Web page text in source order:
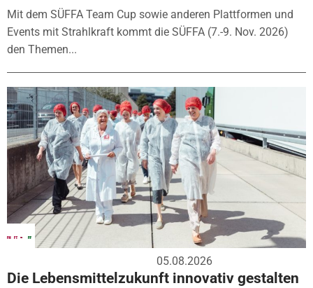
Mit dem SÜFFA Team Cup sowie anderen Plattformen und
Events mit Strahlkraft kommt die SÜFFA (7.-9. Nov. 2026)
den Themen...
05.08.2026
Die Lebensmittelzukunft innovativ gestalten